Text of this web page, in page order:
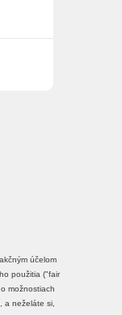
účelom
použitia ("fair
možnostiach
a neželáte si,